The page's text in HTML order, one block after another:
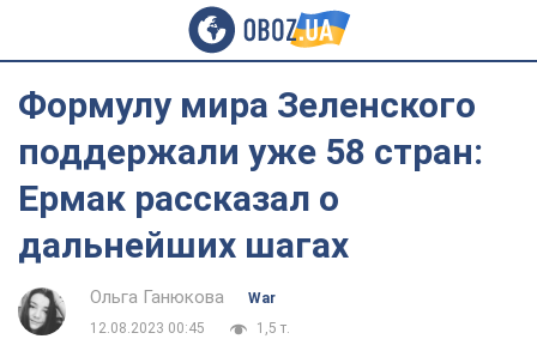
Формулу мира Зеленского
поддержали уже 58 стран:
Ермак рассказал о
дальнейших шагах
Ольга Ганюкова
War
12.08.2023 00:45
1,5 т.